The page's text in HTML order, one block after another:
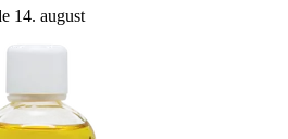
14. august